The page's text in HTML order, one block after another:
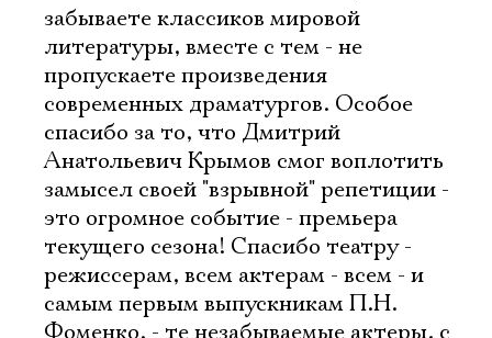
забываете классиков мировой
литературы, вместе с тем - не
пропускаете произведения
современных драматургов. Особое
спасибо за то, что Дмитрий
Анатольевич Крымов смог воплотить
замысел своей "взрывной" репетиции -
это огромное событие - премьера
текущего сезона! Спасибо театру -
режиссерам, всем актерам - всем - и
самым первым выпускникам П.Н.